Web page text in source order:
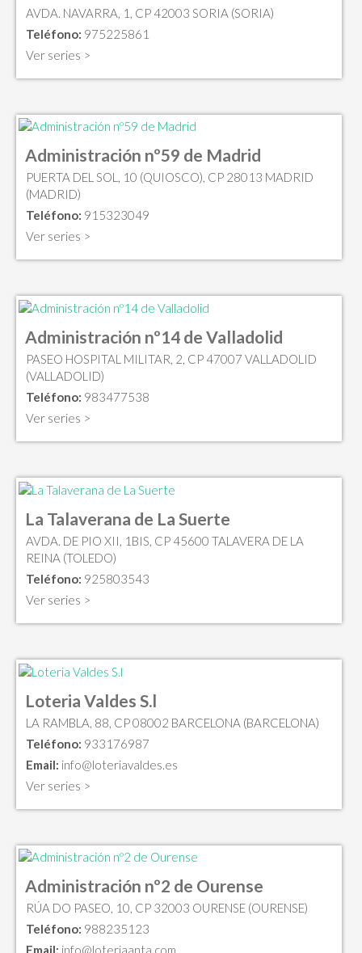
AVDA. NAVARRA, 1, CP 42003 SORIA (SORIA)
Teléfono: 975225861
Ver series >
Administración nº59 de Madrid
PUERTA DEL SOL, 10 (QUIOSCO), CP 28013 MADRID
(MADRID)
Teléfono: 915323049
Ver series >
Administración nº14 de Valladolid
PASEO HOSPITAL MILITAR, 2, CP 47007 VALLADOLID
(VALLADOLID)
Teléfono: 983477538
Ver series >
La Talaverana de La Suerte
AVDA. DE PIO XII, 1BIS, CP 45600 TALAVERA DE LA
REINA (TOLEDO)
Teléfono: 925803543
Ver series >
Loteria Valdes S.l
LA RAMBLA, 88, CP 08002 BARCELONA (BARCELONA)
Teléfono: 933176987
Email: info@loteriavaldes.es
Ver series >
Administración nº2 de Ourense
RÚA DO PASEO, 10, CP 32003 OURENSE (OURENSE)
Teléfono: 988235123
Email: info@loteriaanta.com